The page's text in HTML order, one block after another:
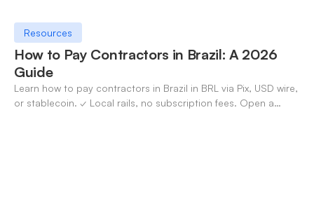
Resources
How to Pay Contractors in Brazil: A 2026
Guide
Learn how to pay contractors in Brazil in BRL via Pix, USD wire,
or stablecoin. ✓ Local rails, no subscription fees. Open a